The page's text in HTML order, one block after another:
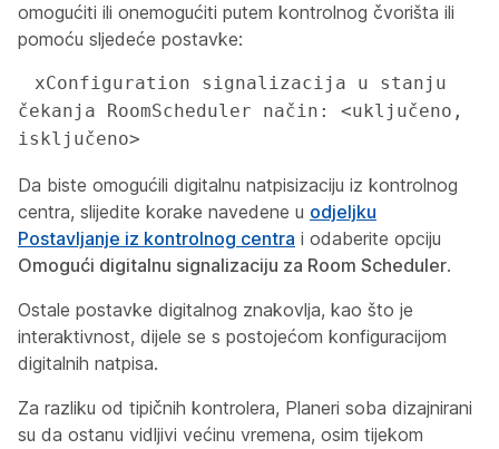
omogućiti ili onemogućiti putem kontrolnog čvorišta ili
pomoću sljedeće postavke:
čekanja RoomScheduler način: <uključeno,
isključeno>
Da biste omogućili digitalnu natpisizaciju iz kontrolnog
centra, slijedite korake navedene u odjeljku
Postavljanje iz kontrolnog centra i odaberite opciju
Omogući digitalnu signalizaciju za Room Scheduler.
Ostale postavke digitalnog znakovlja, kao što je
interaktivnost, dijele se s postojećom konfiguracijom
digitalnih natpisa.
Za razliku od tipičnih kontrolera, Planeri soba dizajnirani
su da ostanu vidljivi većinu vremena, osim tijekom